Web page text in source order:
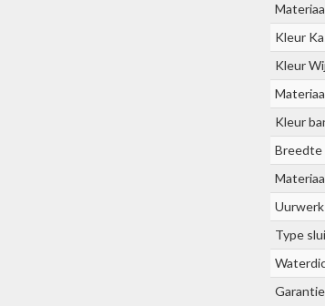
Kleur
Kleur
Kleur
Breedte
Uurwerk
Type
Garantie